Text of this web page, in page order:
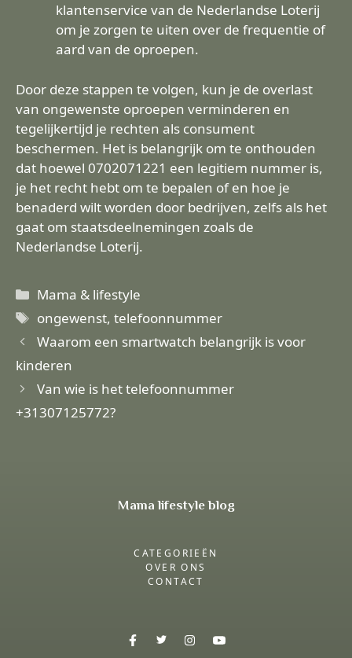
klantenservice van de Nederlandse Loterij
om je zorgen te uiten over de frequentie of
aard van de oproepen.
Door deze stappen te volgen, kun je de overlast
van ongewenste oproepen verminderen en
tegelijkertijd je rechten als consument
beschermen. Het is belangrijk om te onthouden
dat hoewel 0702071221 een legitiem nummer is,
je het recht hebt om te bepalen of en hoe je
benaderd wilt worden door bedrijven, zelfs als het
gaat om staatsdeelnemingen zoals de
Nederlandse Loterij.
Categorieën
Mama & lifestyle
Tags
ongewenst,telefoonnummer
Waarom een smartwatch belangrijk is voor
kinderen
Van wie is het telefoonnummer
+31307125772?
Mama lifestyle blog
CATEGORIEËN
OVER ONS
CONTACT